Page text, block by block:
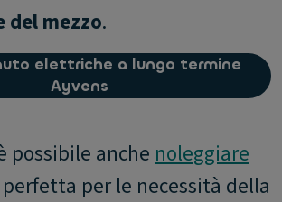
del mezzo.
elettriche a lungo termine
Ayvens
possibile anche noleggiare
perfetta per le necessità della